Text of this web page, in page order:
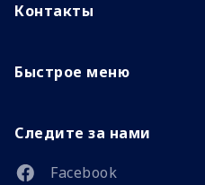
Контакты
Быстрое меню
Следите за нами
Facebook